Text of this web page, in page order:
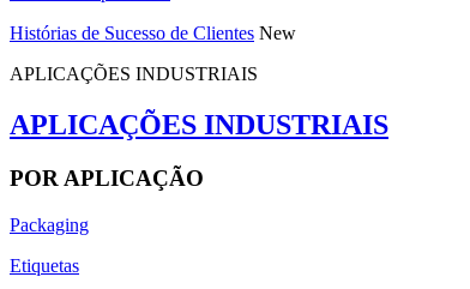
Histórias de Sucesso de Clientes New
APLICAÇÕES INDUSTRIAIS
APLICAÇÕES INDUSTRIAIS
POR APLICAÇÃO
Packaging
Etiquetas